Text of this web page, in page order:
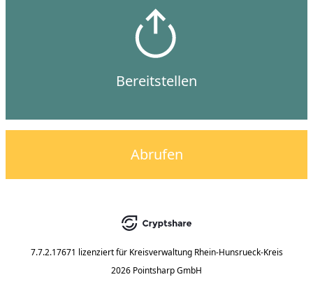
Bereitstellen
Abrufen
7.7.2.17671 lizenziert für Kreisverwaltung Rhein-Hunsrueck-Kreis
2026 Pointsharp GmbH